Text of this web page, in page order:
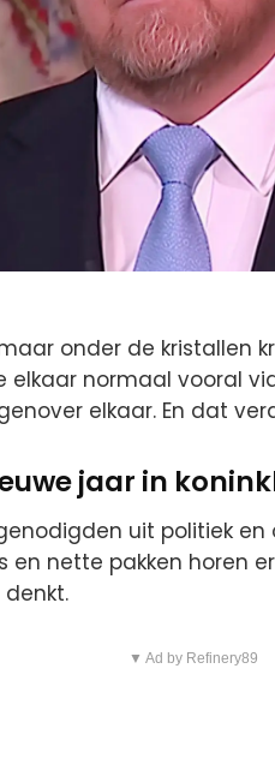
onder de kristallen
elkaar normaal vooral
elkaar. En dat
jaar in
uit politiek
en nette pakken horen
▼ Ad by Refinery89